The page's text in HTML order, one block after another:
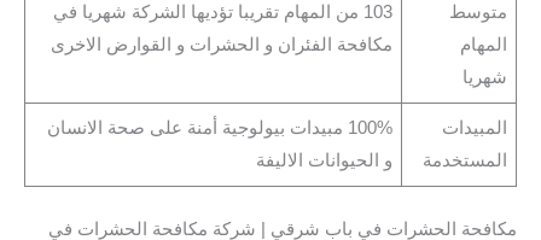
متوسط
المهام
شهريا
103 من المهام تقريبا تؤديها الشركة شهريا في
مكافحة الفئران و الحشرات و القوارض الاخرى
المبيدات
المستخدمة
100% مبيدات بيولوجية أمنة على صحة الانسان
و الحيوانات الاليفة
مكافحة الحشرات في باب شرقي | شركة مكافحة الحشرات في